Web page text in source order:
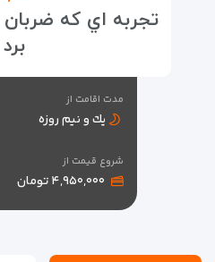
تجربه اي كه ضربان
برد
مدت اقامت از
يك و نيم روزه
شروع قیمت از
۴,۹۵۰,۰۰۰ تومان